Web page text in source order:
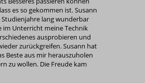
es so gekommen ist. Susann
lang wunderbar
Unterricht meine Technik
ausprobieren und
zurückgreifen. Susann hat
Beste aus mir herauszuholen
zu wollen. Die Freude kam